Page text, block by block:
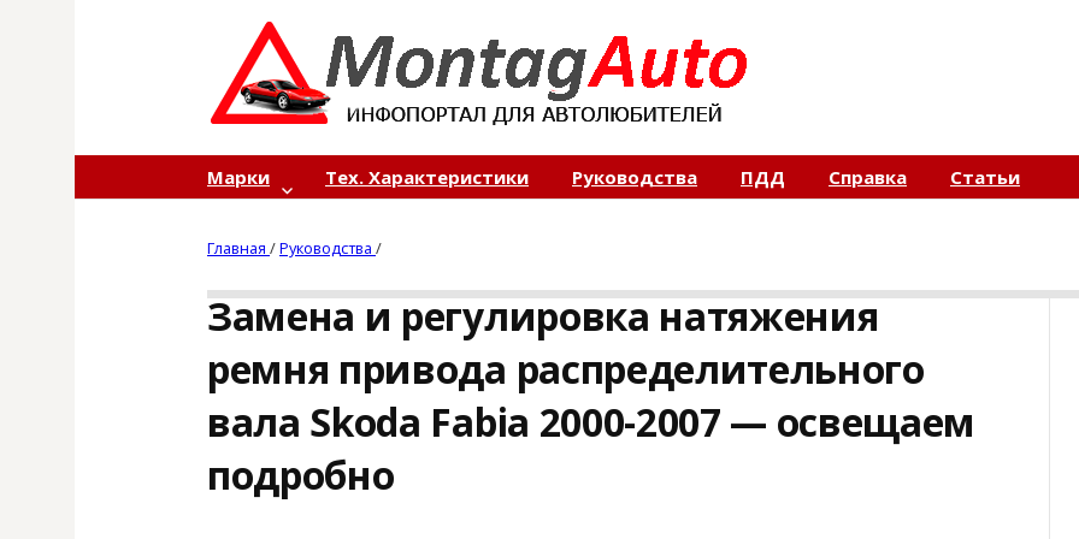
c
Марки Тех. Характеристики Руководства ПДД Справка Статьи
Главная /Руководства /
Замена и регулировка натяжения
ремня привода распределительного
вала Skoda Fabia 2000-2007 — освещаем
подробно